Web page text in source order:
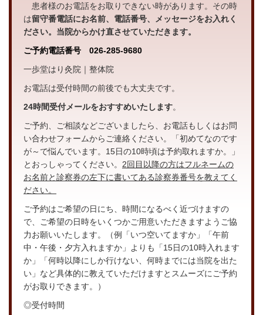
患者様のお電話をお取りできない時があります。その時
は留守番電話にお名前、電話番号、メッセージをお入れく
ださい。当院からかけ直させていただきます。
ご予約電話番号 026-285-9680
一歩堂はり灸院｜整体院
お電話は受付時間の前後でも大丈夫です。
24時間受付メールをおすすめいたします。
ご予約、ご相談などございましたら、お電話もしくはお問
い合わせフォームからご連絡ください。「初めてなのです
が～で悩んでいます。15日の10時頃は予約取れますか。」
とおっしゃってください。 2回目以降の方はフルネームの
お名前と診察券の左下に書いてある診察券番号を教えてく
ださい。
ご予約はご希望の日にち、時間になるべく近づけますの
で、ご希望の日時をいくつかご用意いただきますようご協
力お願いいたします。（例「いつ空いてますか」「午前
中・午後・夕方入れますか」よりも「15日の10時入れます
か」「何時以降にしか行けない、何時までには当院を出た
い」など具体的に教えていただけますとスムーズにご予約
がお取りできます。）
◎受付時間